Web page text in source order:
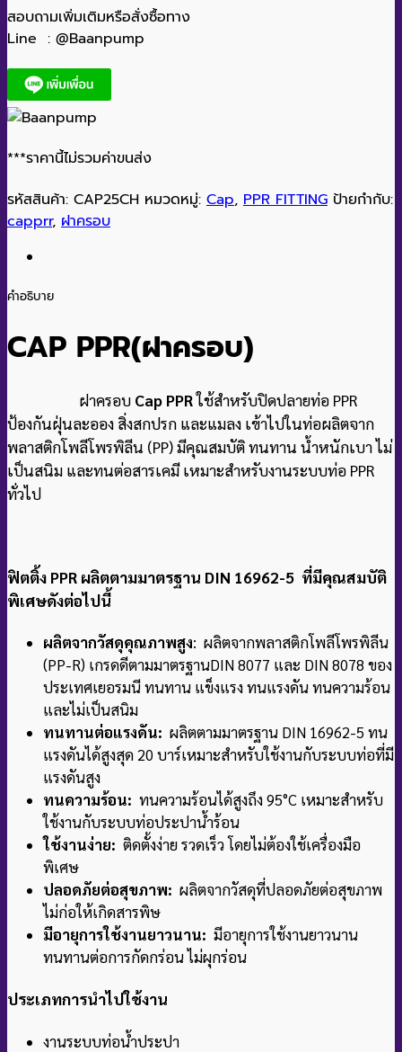
สอบถามเพิ่มเติมหรือสั่งซื้อทาง
Line : @Baanpump
***ราคานี้ไม่รวมค่าขนส่ง
รหัสสินค้า: CAP25CH หมวดหมู่: Cap, PPR FITTING ป้ายกำกับ:
capprr, ฝาครอบ
คำอธิบาย
CAP PPR(ฝาครอบ)
ฝาครอบ Cap PPRใช้สำหรับปิดปลายท่อ PPR
ป้องกันฝุ่นละออง สิ่งสกปรก และแมลง เข้าไปในท่อผลิตจาก
พลาสติกโพลีโพรพิลีน (PP) มีคุณสมบัติ ทนทาน น้ำหนักเบา ไม่
เป็นสนิม และทนต่อสารเคมี เหมาะสำหรับงานระบบท่อ PPR
ทั่วไป
ฟิตติ้ง PPR ผลิตตามมาตรฐาน DIN 16962-5 ที่มีคุณสมบัติ
พิเศษดังต่อไปนี้
ผลิตจากวัสดุคุณภาพสูง: ผลิตจากพลาสติกโพลีโพรพิลีน
(PP-R) เกรดดีตามมาตรฐานDIN 8077 และ DIN 8078 ของ
ประเทศเยอรมนี ทนทาน แข็งแรง ทนแรงดัน ทนความร้อน
และไม่เป็นสนิม
ทนทานต่อแรงดัน: ผลิตตามมาตรฐาน DIN 16962-5 ทน
แรงดันได้สูงสุด 20 บาร์เหมาะสำหรับใช้งานกับระบบท่อที่มี
แรงดันสูง
ทนความร้อน: ทนความร้อนได้สูงถึง 95°C เหมาะสำหรับ
ใช้งานกับระบบท่อประปาน้ำร้อน
ใช้งานง่าย: ติดตั้งง่าย รวดเร็ว โดยไม่ต้องใช้เครื่องมือ
พิเศษ
ปลอดภัยต่อสุขภาพ: ผลิตจากวัสดุที่ปลอดภัยต่อสุขภาพ
ไม่ก่อให้เกิดสารพิษ
มีอายุการใช้งานยาวนาน: มีอายุการใช้งานยาวนาน
ทนทานต่อการกัดกร่อน ไม่ผุกร่อน
ประเภทการนำไปใช้งาน
งานระบบท่อน้ำประปา